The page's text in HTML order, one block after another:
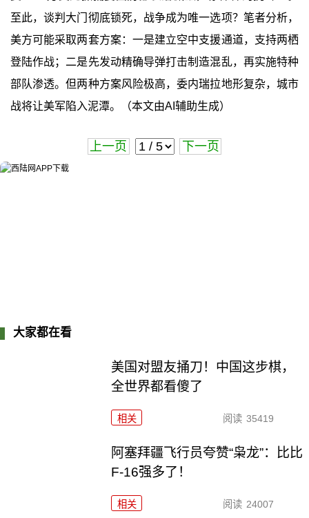
至此，谈判大门彻底锁死，战争成为唯一选项？笔者分析，
美方可能采取两套方案：一是建立空中支援通道，支持两栖
登陆作战；二是先发动精确导弹打击制造混乱，再实施特种
部队渗透。但两种方案风险极高，委内瑞拉地形复杂，城市
战将让美军陷入泥潭。（本文由AI辅助生成）
上一页 下一页
大家都在看
美国对盟友捅刀！中国这步棋，
全世界都看傻了
相关 阅读 35419
阿塞拜疆飞行员夸赞“枭龙”：比比
F-16强多了！
相关 阅读 24007